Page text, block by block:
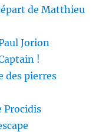
de Matthieu
Jorion
!
des pierres
Procidis